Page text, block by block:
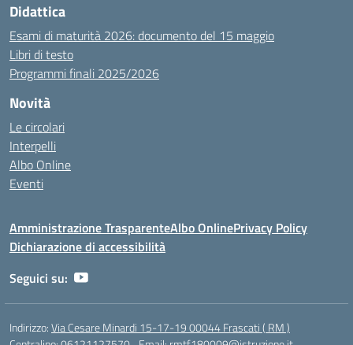
Didattica
Esami di maturità 2026: documento del 15 maggio
Libri di testo
Programmi finali 2025/2026
Novità
Le circolari
Interpelli
Albo Online
Eventi
Amministrazione TrasparenteAlbo OnlinePrivacy Policy
Dichiarazione di accessibilità
Seguici su:
Indirizzo:Via Cesare Minardi 15-17-19 00044 Frascati ( RM )